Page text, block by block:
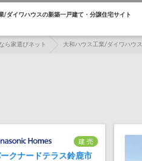
/ダイワハウスの新築一戸建て・分譲住宅サイト
ら家選びネット 大和ハウス工業/ダイワハウス
建 売
クナードテラス鈴鹿市